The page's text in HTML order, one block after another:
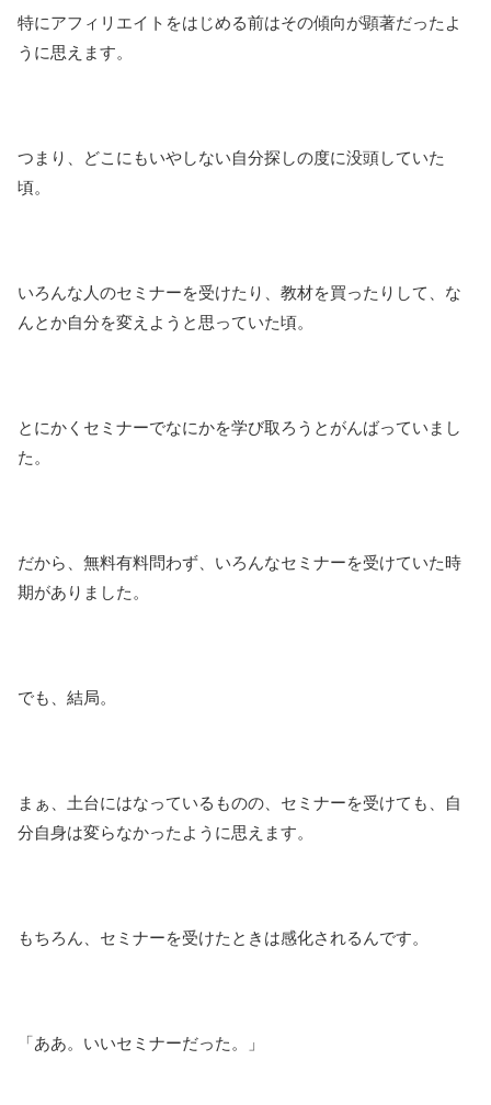
特にアフィリエイトをはじめる前はその傾向が顕著だったよ
うに思えます。
つまり、どこにもいやしない自分探しの度に没頭していた
頃。
いろんな人のセミナーを受けたり、教材を買ったりして、な
んとか自分を変えようと思っていた頃。
とにかくセミナーでなにかを学び取ろうとがんばっていまし
た。
だから、無料有料問わず、いろんなセミナーを受けていた時
期がありました。
でも、結局。
まぁ、土台にはなっているものの、セミナーを受けても、自
分自身は変らなかったように思えます。
もちろん、セミナーを受けたときは感化されるんです。
「ああ。いいセミナーだった。」